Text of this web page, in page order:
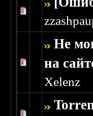
Голосов: 0 - Средняя
Не
на
Xelenz
Голосов: 0 - Средняя
1234